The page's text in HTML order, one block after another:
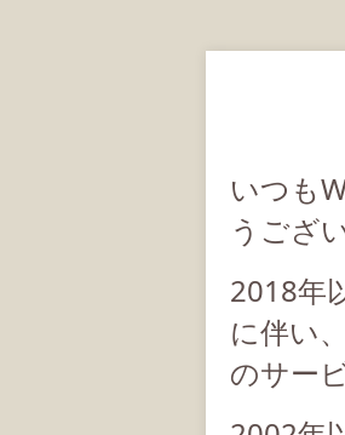
いつも
うござ
2018年
に伴い、
のサー